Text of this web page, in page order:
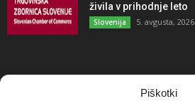
Piškotki
živila v prihodnje leto
Slovenija 5. avgusta, 2026
NAJBOLJ KOMENTIRANO